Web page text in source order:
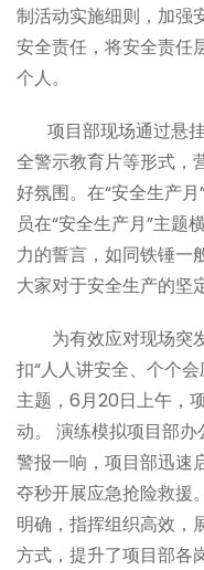
制活动实施细则，加强
安全责任，将安全责任
个人。
项目部现场通过悬
全警示教育片等形式，
好氛围。在“安全生产
员在“安全生产月”主题
力的誓言，如同铁锤一
大家对于安全生产的坚
为有效应对现场突
扣“人人讲安全、个个
主题，6月20日上午，
动。 演练模拟项目部办
警报一响，项目部迅速
夺秒开展应急抢险救援
明确，指挥组织高效，
方式，提升了项目部各